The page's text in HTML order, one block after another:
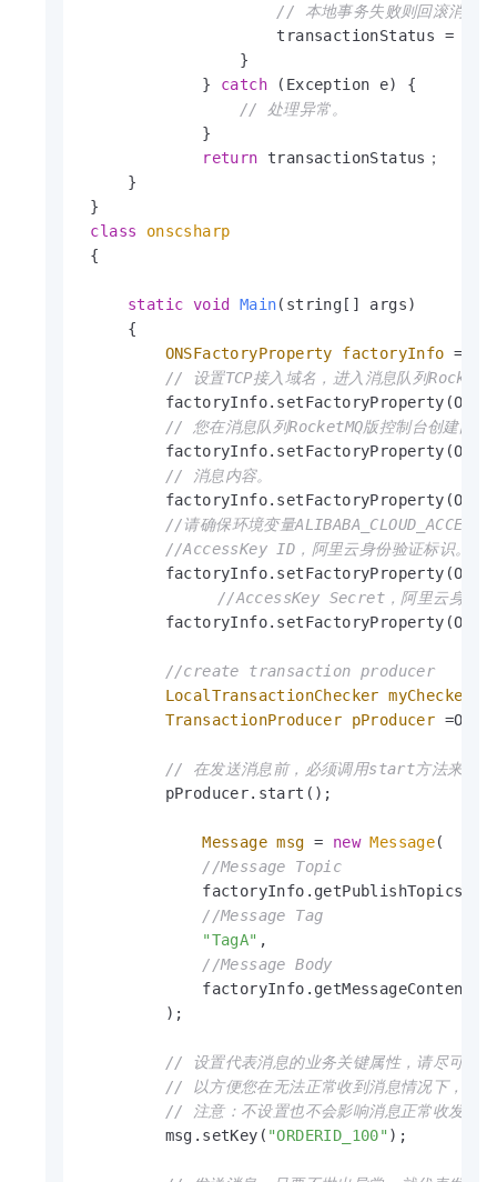
// 本地事务失败则回滚消息。
transactionStatus =
                 }
             }
catch (Exception e) {
// 处理异常。
             }
return transactionStatus；
     }
}
class
onscsharp
{
static void Main(string[] args)
     {
ONSFactoryProperty
factoryInfo =
// 设置TCP接入域名，进入消息队列
// 您在消息队列RocketMQ版控制台创建的
// 消息内容。
//请确保环境变量
//AccessKey ID，阿里云身份验证标识。
//AccessKey Secret，阿里云身份验
//create transaction
LocalTransactionChecker myChecker
TransactionProducer
pProducer =
// 在发送消息前，必须调用start方法来启动
         pProducer.start();
Message msg = new Message(
//Message Topic
             factoryInfo.getPublishTopics(),
//Message Tag
"TagA" ,
//Message Body
             factoryInfo.getMessageContent()
         );
// 设置代表消息的业务关键属性，请尽可能
// 以方便您在无法正常收到消息情况下，可
// 注意：不设置也不会影响消息正常收发。
         msg.setKey(
"ORDERID_100" );